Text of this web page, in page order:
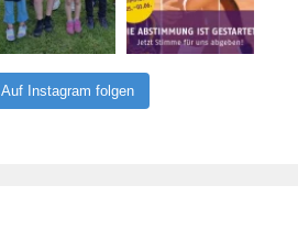
Auf Instagram folgen